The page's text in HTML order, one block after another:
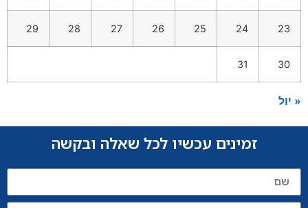
23
24
25
26
27
28
29
30
31
« יול
זמינים עכשיו לכל שאלה ובקשה